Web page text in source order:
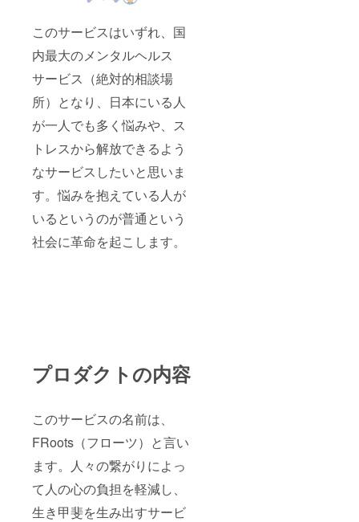
このサービスはいずれ、国
内最大のメンタルヘルス
サービス（絶対的相談場
所）となり、日本にいる人
が一人でも多く悩みや、ス
トレスから解放できるよう
なサービスしたいと思いま
す。悩みを抱えている人が
いるというのが普通という
社会に革命を起こします。
プロダクトの内容
このサービスの名前は、
FRoots（フローツ）と言い
ます。人々の繋がりによっ
て人の心の負担を軽減し、
生き甲斐を生み出すサービ